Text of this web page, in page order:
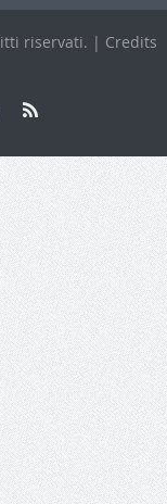
riservati. | Credits